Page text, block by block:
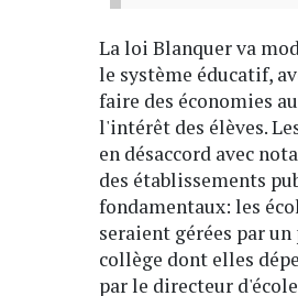
La loi Blanquer va
le système éducatif,
faire des économies
l'intérêt des élèves.
en désaccord avec
des établissements
fondamentaux: les
seraient gérées par
collège dont elles
par le directeur